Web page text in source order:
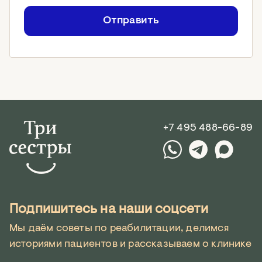
Отправить
+7 495 488-66-89
Подпишитесь на наши соцсети
Мы даём советы по реабилитации, делимся
историями пациентов и рассказываем о клинике